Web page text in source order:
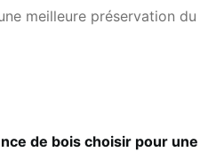
meilleure préservation
de bois choisir pour